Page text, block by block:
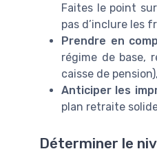
Faites le point
pas d’inclure les
Prendre en
régime de base,
caisse de
Anticiper les
plan retraite
Déterminer le